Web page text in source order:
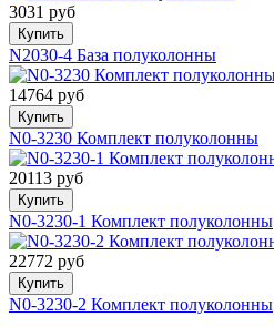
3031 руб
Купить
N2030-4 База полуколонны
14764 руб
Купить
N0-3230 Комплект полуколонны
20113 руб
Купить
N0-3230-1 Комплект полуколонны
22772 руб
Купить
N0-3230-2 Комплект полуколонны